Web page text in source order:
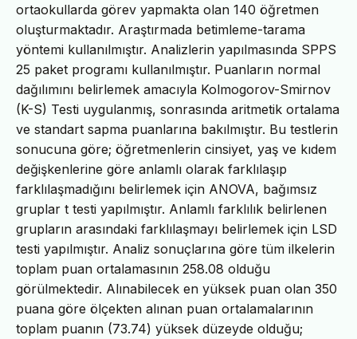
ortaokullarda görev yapmakta olan 140 öğretmen
oluşturmaktadır. Araştırmada betimleme-tarama
yöntemi kullanılmıştır. Analizlerin yapılmasında SPPS
25 paket programı kullanılmıştır. Puanların normal
dağılımını belirlemek amacıyla Kolmogorov-Smirnov
(K-S) Testi uygulanmış, sonrasında aritmetik ortalama
ve standart sapma puanlarına bakılmıştır. Bu testlerin
sonucuna göre; öğretmenlerin cinsiyet, yaş ve kıdem
değişkenlerine göre anlamlı olarak farklılaşıp
farklılaşmadığını belirlemek için ANOVA, bağımsız
gruplar t testi yapılmıştır. Anlamlı farklılık belirlenen
grupların arasındaki farklılaşmayı belirlemek için LSD
testi yapılmıştır. Analiz sonuçlarına göre tüm ilkelerin
toplam puan ortalamasının 258.08 olduğu
görülmektedir. Alınabilecek en yüksek puan olan 350
puana göre ölçekten alınan puan ortalamalarının
toplam puanın (73.74) yüksek düzeyde olduğu;